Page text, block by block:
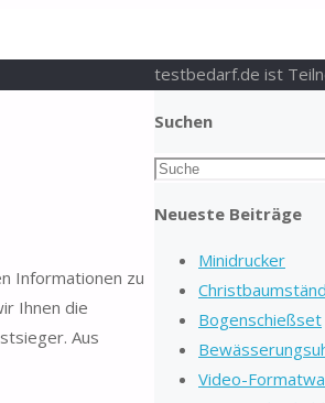
Informationen zu
Ihnen die
Aus
Suchen
Suchen
Neueste Beiträge
Minidrucker
Bogenschießset
Video-
testbedarf.de ist